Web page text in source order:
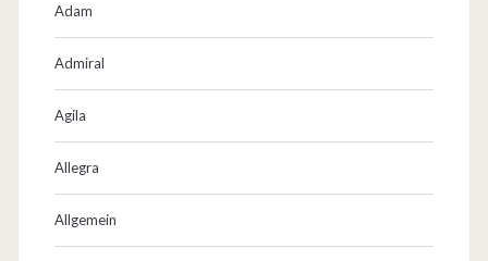
Adam
Admiral
Agila
Allegra
Allgemein